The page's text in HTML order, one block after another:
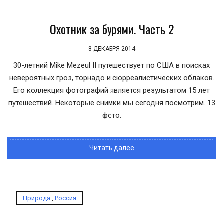
Охотник за бурями. Часть 2
8 ДЕКАБРЯ 2014
30-летний Mike Mezeul II путешествует по США в поисках
невероятных гроз, торнадо и сюрреалистических облаков.
Его коллекция фотографий является результатом 15 лет
путешествий. Некоторые снимки мы сегодня посмотрим. 13
фото.
Читать далее
Природа , Россия